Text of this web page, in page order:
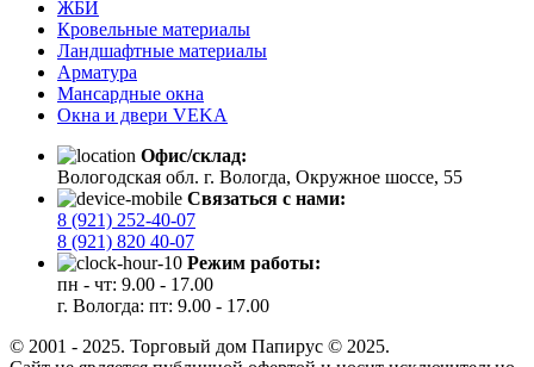
ЖБИ
Кровельные материалы
Ландшафтные материалы
Арматура
Мансардные окна
Окна и двери VEKA
Офис/склад:
Вологодская обл. г. Вологда, Окружное шоссе, 55
Связаться с нами:
8 (921) 252-40-07
8 (921) 820 40-07
Режим работы:
пн - чт: 9.00 - 17.00
г. Вологда: пт: 9.00 - 17.00
© 2001 - 2025. Торговый дом Папирус © 2025.